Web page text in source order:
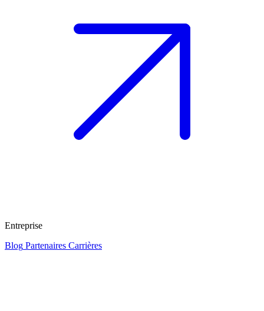
Entreprise
Blog Partenaires Carrières